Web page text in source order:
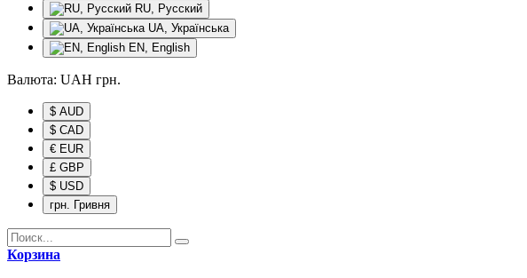
RU, Русский
UA, Українська
EN, English
Валюта: UAH грн.
$ AUD
$ CAD
€ EUR
£ GBP
$ USD
грн. Гривня
Корзина